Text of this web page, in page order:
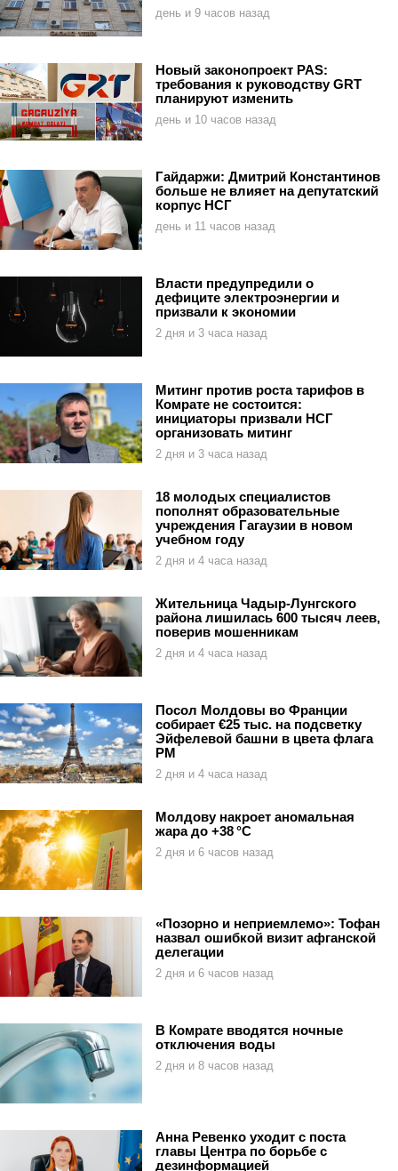
день и 9 часов назад
Новый законопроект PAS:
требования к руководству GRT
планируют изменить
день и 10 часов назад
Гайдаржи: Дмитрий Константинов
больше не влияет на депутатский
корпус НСГ
день и 11 часов назад
Власти предупредили о
дефиците электроэнергии и
призвали к экономии
2 дня и 3 часа назад
Митинг против роста тарифов в
Комрате не состоится:
инициаторы призвали НСГ
организовать митинг
2 дня и 3 часа назад
18 молодых специалистов
пополнят образовательные
учреждения Гагаузии в новом
учебном году
2 дня и 4 часа назад
Жительница Чадыр-Лунгского
района лишилась 600 тысяч леев,
поверив мошенникам
2 дня и 4 часа назад
Посол Молдовы во Франции
собирает €25 тыс. на подсветку
Эйфелевой башни в цвета флага
РМ
2 дня и 4 часа назад
Молдову накроет аномальная
жара до +38 °C
2 дня и 6 часов назад
«Позорно и неприемлемо»: Тофан
назвал ошибкой визит афганской
делегации
2 дня и 6 часов назад
В Комрате вводятся ночные
отключения воды
2 дня и 8 часов назад
Анна Ревенко уходит с поста
главы Центра по борьбе с
дезинформацией